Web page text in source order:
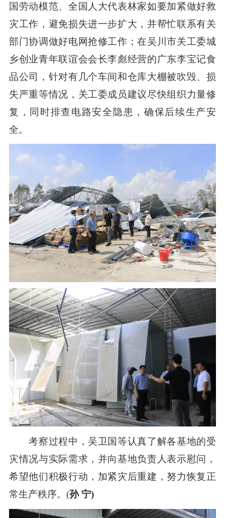
国劳动模范、全国人大代表林家如要加紧做好救
灾工作，避免损失进一步扩大，并帮忙联系有关
部门协调做好电网抢修工作；在吴川市关工委城
乡创业青年联谊会会长李彪经营的广东李宝记食
品公司，针对有几个车间和仓库大棚被吹毁、损
失严重等情况，关工委成员建议尽快组织力量修
复，同时排查电路安全隐患，确保后续生产安
全。
考察过程中，吴卫国等认真了解各基地的受
灾情况与实际需求，并向基地负责人表示慰问，
希望他们积极行动，加紧灾后重建，努力恢复正
常生产秩序。(孙 宁)